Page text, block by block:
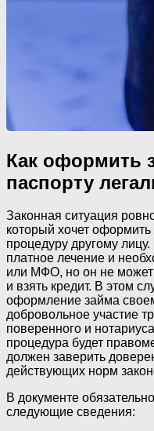
Как оформить
паспорту
Законная ситуация
который хочет
процедуру другому
платное лечение и
или МФО, но он не может
и взять кредит. В этом
оформление займа
добровольное участие
поверенного и
процедура будет
должен заверить
действующих норм
В документе
следующие сведения: